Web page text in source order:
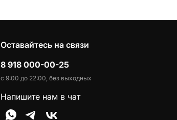
Оставайтесь на связи
8 918 000-00-25
с 9:00 до 22:00, без выходных
Напишите нам в чат